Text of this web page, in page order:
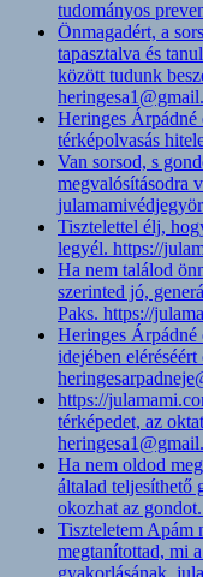
tudományos
Önmagadért, a
tapasztalva és
között tudunk
Heringes Árpádné
térképolvasás
Van sorsod, s
megvalósításodra
Tisztelettel élj,
legyél. https://
Ha nem találod
szerinted jó,
Paks. https://
Heringes Árpádné
idejében
https://
térképedet, az
Ha nem oldod
általad teljesíthető
okozhat az
Tiszteletem Apám
megtanítottad, mi
gyakorlásának.